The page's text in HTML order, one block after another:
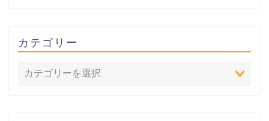
カテゴリー